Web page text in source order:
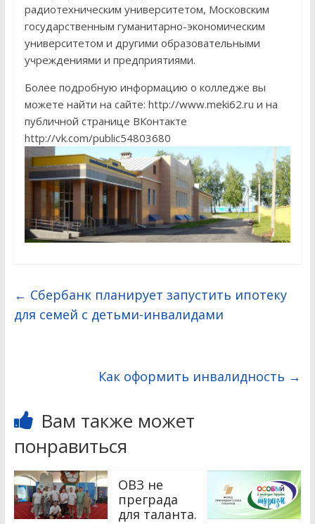
радиотехническим университетом, Московским
государственным гуманитарно-экономическим
университетом и другими образовательными
учреждениями и предприятиями.
Более подробную информацию о колледже вы
можете найти на сайте: http://www.meki62.ru и на
публичной странице ВКонтакте
http://vk.com/public54803680
← Сбербанк планирует запустить ипотеку
для семей с детьми-инвалидами
Как оформить инвалидность →
Вам также может
понравиться
ОВЗ не
преграда
для таланта.